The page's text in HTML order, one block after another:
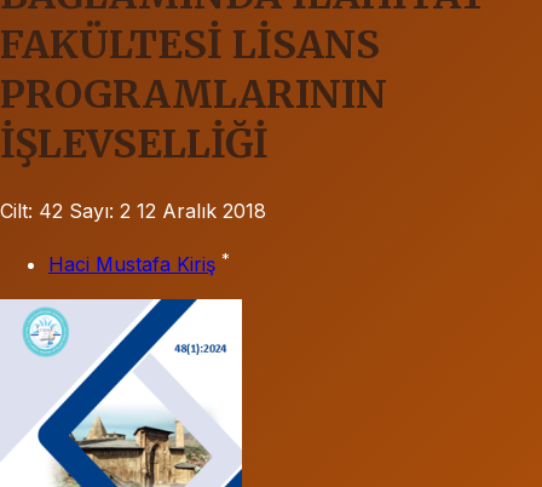
FAKÜLTESİ LİSANS
PROGRAMLARININ
İŞLEVSELLİĞİ
Cilt: 42 Sayı: 2 12 Aralık 2018
Haci Mustafa Kiriş *